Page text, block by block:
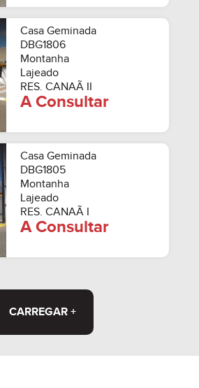
Casa Geminada
DBG1806
Montanha
Lajeado
RES. CANAÃ II
A Consultar
Casa Geminada
DBG1805
Montanha
Lajeado
RES. CANAÃ I
A Consultar
CARREGAR +